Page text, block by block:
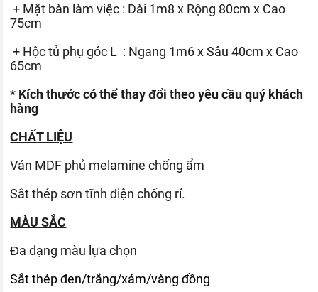
+ Mặt bàn làm việc : Dài 1m8 x Rộng 80cm x Cao
75cm
+ Hộc tủ phụ góc L : Ngang 1m6 x Sâu 40cm x Cao
65cm
* Kích thước có thể thay đổi theo yêu cầu quý khách
hàng
CHẤT LIỆU
Ván MDF phủ melamine chống ẩm
Sắt thép sơn tĩnh điện chống rỉ.
MÀU SẮC
Đa dạng màu lựa chọn
Sắt thép đen/trắng/xám/vàng đồng